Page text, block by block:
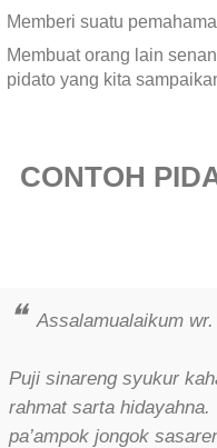
Memberi suatu
Membuat orang lain
pidato yang kita
CONTOH
Assalamualaikum wr.
Puji sinareng syukur
rahmat sarta
pa’ampok jongok